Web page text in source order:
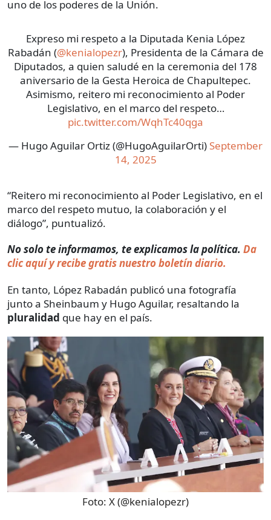
uno de los poderes de la Unión.
Expreso mi respeto a la Diputada Kenia López
Rabadán (@kenialopezr), Presidenta de la Cámara de
Diputados, a quien saludé en la ceremonia del 178
aniversario de la Gesta Heroica de Chapultepec.
Asimismo, reitero mi reconocimiento al Poder
Legislativo, en el marco del respeto…
pic.twitter.com/WqhTc40qga
— Hugo Aguilar Ortiz (@HugoAguilarOrti) September
14, 2025
“Reitero mi reconocimiento al Poder Legislativo, en el
marco del respeto mutuo, la colaboración y el
diálogo”, puntualizó.
No solo te informamos, te explicamos la política. Da
clic aquí y recibe gratis nuestro boletín diario.
En tanto, López Rabadán publicó una fotografía
junto a Sheinbaum y Hugo Aguilar, resaltando la
pluralidad que hay en el país.
Foto: X (@kenialopezr)